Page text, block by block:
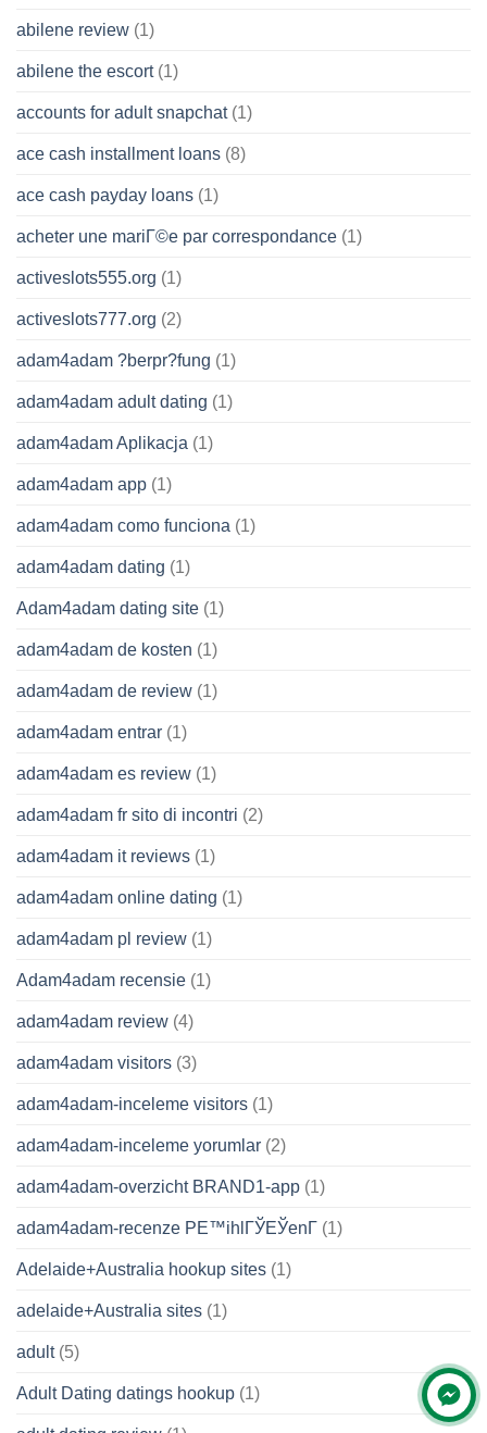
abilene review (1)
abilene the escort(1)
accounts for adult snapchat(1)
ace cash installment loans (8)
ace cash payday loans (1)
acheter une mariГ©e par correspondance (1)
activeslots555.org (1)
activeslots777.org (2)
adam4adam ?berpr?fung (1)
adam4adam adult dating (1)
adam4adam Aplikacja (1)
adam4adam app (1)
adam4adam como funciona (1)
adam4adam dating (1)
Adam4adam dating site (1)
adam4adam de kosten (1)
adam4adam de review (1)
adam4adam entrar (1)
adam4adam es review (1)
adam4adam fr sito di incontri (2)
adam4adam it reviews (1)
adam4adam online dating (1)
adam4adam pl review (1)
Adam4adam recensie (1)
adam4adam review (4)
adam4adam visitors (3)
adam4adam-inceleme visitors (1)
adam4adam-inceleme yorumlar (2)
adam4adam-overzicht BRAND1-app (1)
adam4adam-recenze PЕ™ihlГЎЕЎenГ­ (1)
Adelaide+Australia hookup sites (1)
adelaide+Australia sites (1)
adult(5)
Adult Dating datings hookup (1)